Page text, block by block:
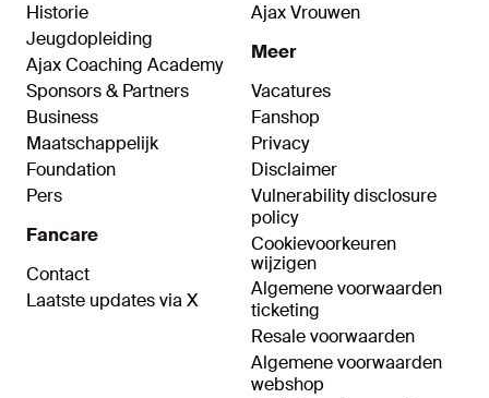
Historie
Jeugdopleiding
Ajax Coaching Academy
Sponsors & Partners
Business
Maatschappelijk
Foundation
Pers
Fancare
Contact
Laatste updates via X
Ajax Vrouwen
Meer
Vacatures
Fanshop
Privacy
Disclaimer
Vulnerability disclosure
policy
Cookievoorkeuren
wijzigen
Algemene voorwaarden
ticketing
Resale voorwaarden
Algemene voorwaarden
webshop